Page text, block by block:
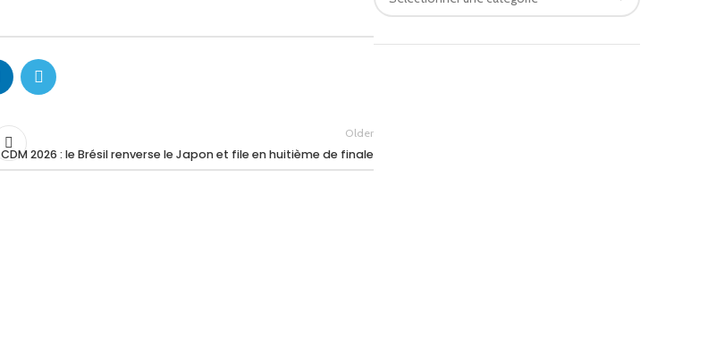
Older
CDM 2026 : le Brésil renverse le Japon et file en huitième de finale